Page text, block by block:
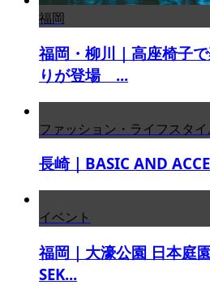
福岡
福岡・柳川｜高座椅子
りが登場 ...
ファッション・ライフスタ
長崎｜BASIC AND
イベント
福岡｜大濠公園 日本庭
SEK...